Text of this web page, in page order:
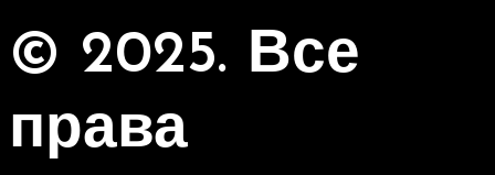
© 2025. Все
права